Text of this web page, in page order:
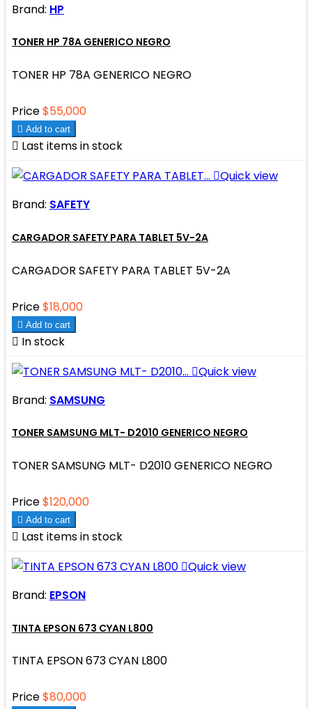
Brand: HP
TONER HP 78A GENERICO NEGRO
TONER HP 78A GENERICO NEGRO
Price$55,000
 Add to cart
 Last items in stock
Quick view
Brand: SAFETY
CARGADOR SAFETY PARA TABLET 5V-2A
CARGADOR SAFETY PARA TABLET 5V-2A
Price$18,000
 Add to cart
 In stock
Quick view
Brand: SAMSUNG
TONER SAMSUNG MLT- D2010 GENERICO NEGRO
TONER SAMSUNG MLT- D2010 GENERICO NEGRO
Price$120,000
 Add to cart
 Last items in stock
Quick view
Brand: EPSON
TINTA EPSON 673 CYAN L800
TINTA EPSON 673 CYAN L800
Price$80,000